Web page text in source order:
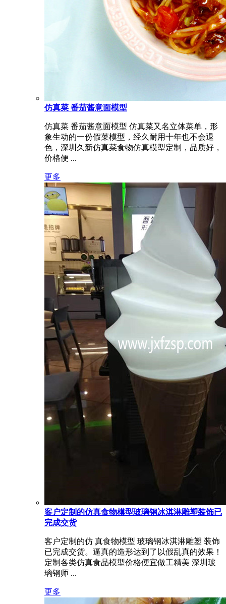
仿真菜 番茄酱意面模型
仿真菜 番茄酱意面模型 仿真菜又名立体菜单，形
象生动的一份假菜模型，经久耐用十年也不会退
色，深圳久新仿真菜食物仿真模型定制，品质好，
价格便 ...
更多
客户定制的仿真食物模型玻璃钢冰淇淋雕塑装饰已
完成交货
客户定制的仿 真食物模型 玻璃钢冰淇淋雕塑 装饰
已完成交货。逼真的造形达到了以假乱真的效果！
定制各类仿真食品模型价格便宜做工精美 深圳玻
璃钢师 ...
更多